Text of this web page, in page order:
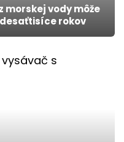
morskej vody môže
rokov